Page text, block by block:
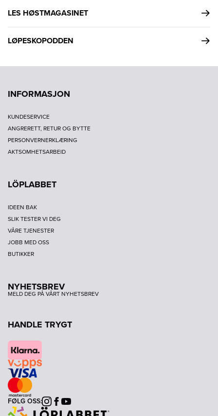
LES HØSTMAGASINET
LØPESKOPODDEN
INFORMASJON
KUNDESERVICE
ANGRERETT, RETUR OG BYTTE
PERSONVERNERKLÆRING
AKTSOMHETSARBEID
LÖPLABBET
IDEEN BAK
SLIK TESTER VI DEG
VÅRE TJENESTER
JOBB MED OSS
BUTIKKER
NYHETSBREV
MELD DEG PÅ VÅRT NYHETSBREV
HANDLE TRYGT
FØLG OSS:Instagram
Facebook
Youtube